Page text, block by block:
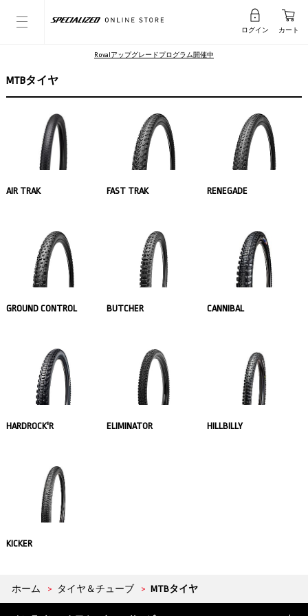
ログイン カート
Rovalアップグレードプログラム開催中
MTBタイヤ
AIR TRAK FAST TRAK RENEGADE
GROUND CONTROL BUTCHER CANNIBAL
HARDROCK'R ELIMINATOR HILLBILLY
KICKER
ホーム > タイヤ＆チューブ > MTBタイヤ